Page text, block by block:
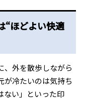
“ほどよい快適
外を散歩しながら
が冷たいのは気持ち
ない」といった印